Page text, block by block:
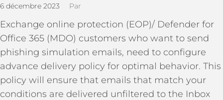
6 décembre 2023 Par
Exchange online protection (EOP)/ Defender for
Office 365 (MDO) customers who want to send
phishing simulation emails, need to configure
advance delivery policy for optimal behavior. This
policy will ensure that emails that match your
conditions are delivered unfiltered to the Inbox